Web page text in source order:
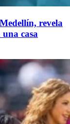
revela
casa